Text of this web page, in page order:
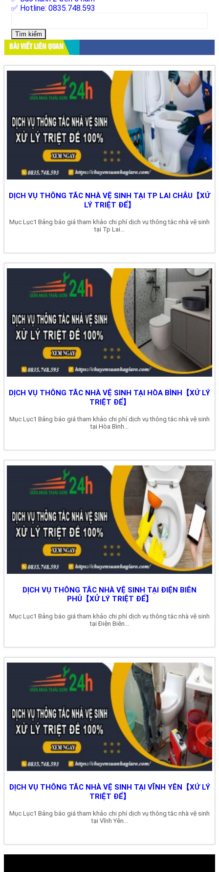
✅ Hotline: 0835.748.593
cho:
BÀI VIẾT LIÊN QUAN
DỊCH VỤ THÔNG TẮC NHÀ VỆ SINH TẠI TP LAI CHÂU【XỬ
LÝ TRIỆT ĐỂ】
Mục Lục1 Bảng báo giá tham khảo chi phí dịch vụ thông tắc nhà vệ sinh
tại Tp Lai...
DỊCH VỤ THÔNG TẮC NHÀ VỆ SINH TẠI HÒA BÌNH【XỬ LÝ
TRIỆT ĐỂ】
Mục Lục1 Bảng báo giá tham khảo chi phí dịch vụ thông tắc nhà vệ sinh
tại Hòa Bình...
DỊCH VỤ THÔNG TẮC NHÀ VỆ SINH TẠI ĐIỆN BIÊN
PHỦ【XỬ LÝ TRIỆT ĐỂ】
Mục Lục1 Bảng báo giá tham khảo chi phí dịch vụ thông tắc nhà vệ sinh
tại Điện Biên...
DỊCH VỤ THÔNG TẮC NHÀ VỆ SINH TẠI VĨNH YÊN【XỬ LÝ
TRIỆT ĐỂ】
Mục Lục1 Bảng báo giá tham khảo chi phí dịch vụ thông tắc nhà vệ sinh
tại Vĩnh Yên...